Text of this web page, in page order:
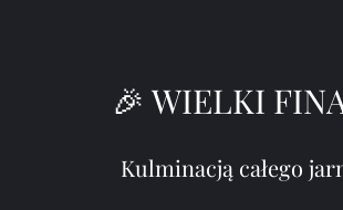
🎉 WIELKI
Kulminacją całego